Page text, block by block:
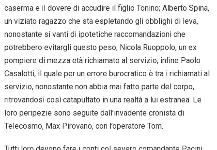
caserma e il dovere di accudire il figlio Tonino; Alberto Spina,
un viziato ragazzo che sta espletando gli obblighi di leva,
nonostante si vanti di ipotetiche raccomandazioni che
potrebbero evitargli questo peso; Nicola Ruoppolo, un ex
pompiere di mezza età richiamato al servizio; infine Paolo
Casalotti, il quale per un errore burocratico è tra i richiamati al
servizio, nonostante non abbia mai fatto parte del corpo,
ritrovandosi così catapultato in una realtà a lui estranea. Le
loro peripezie sono seguite dall’invadente cronista di
Telecosmo, Max Pirovano, con l’operatore Tom.